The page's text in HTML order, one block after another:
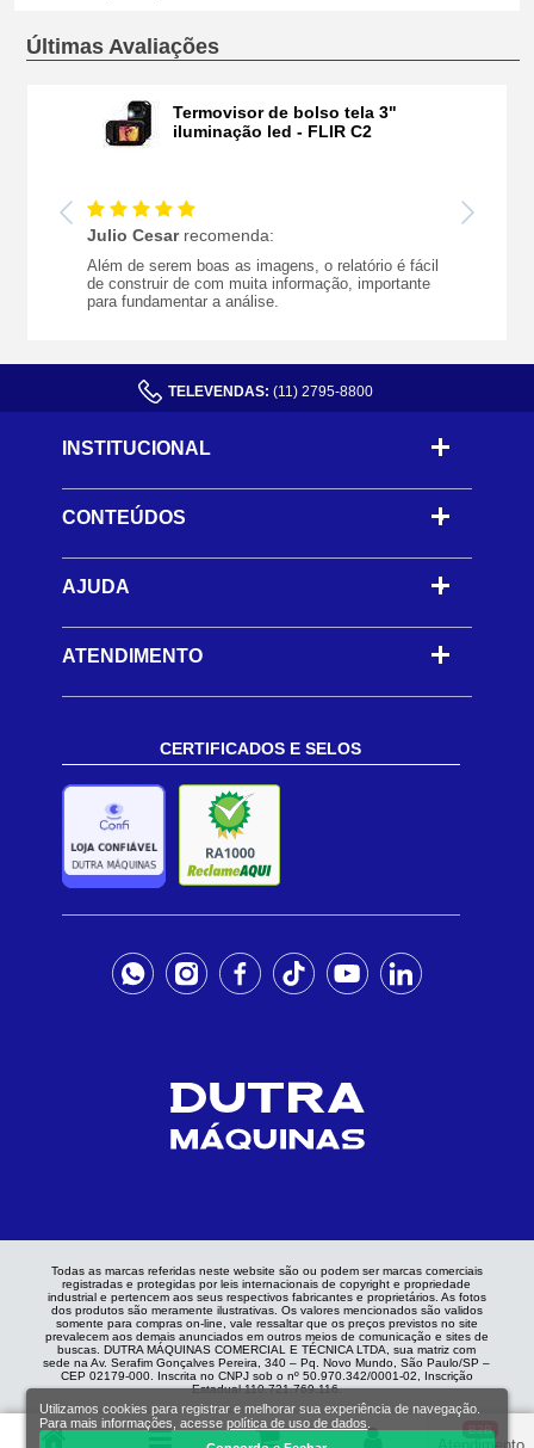
B2B
Últimas Avaliações
Termovisor de bolso tela 3"
iluminação led - FLIR C2
Julio Cesarrecomenda:
Além de serem boas as imagens, o relatório é fácil
de construir de com muita informação, importante
para fundamentar a análise.
TELEVENDAS: (11) 2795-8800
INSTITUCIONAL
CONTEÚDOS -
AJUDA -
ATENDIMENTO
CERTIFICADOS E SELOS
Todas as marcas referidas neste website são ou podem ser marcas comerciais
registradas e protegidas por leis internacionais de copyright e propriedade
industrial e pertencem aos seus respectivos fabricantes e proprietários. As fotos
dos produtos são meramente ilustrativas. Os valores mencionados são validos
somente para compras on-line, vale ressaltar que os preços previstos no site
prevalecem aos demais anunciados em outros meios de comunicação e sites de
buscas. DUTRA MÁQUINAS COMERCIAL E TÉCNICA LTDA, sua matriz com
sede na Av. Serafim Gonçalves Pereira, 340 – Pq. Novo Mundo, São Paulo/SP –
CEP 02179-000. Inscrita no CNPJ sob o nº 50.970.342/0001-02, Inscrição
Estadual 110.721.769.116.
Utilizamos cookies para registrar e melhorar sua experiência de navegação.
Para mais informações, acessepolítica de uso de dados